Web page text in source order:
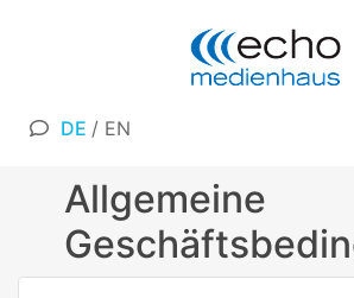
DE / EN
Allgemeine